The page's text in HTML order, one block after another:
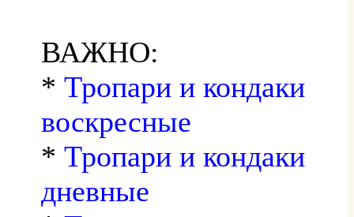
ВАЖНО:
* Тропари и кондаки
воскресные
* Тропари и кондаки
дневные